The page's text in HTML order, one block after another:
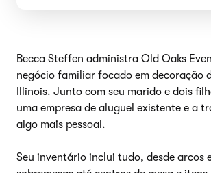
Becca Steffen administra Old Oaks
negócio familiar focado em decoração
Illinois. Junto com seu marido e dois
uma empresa de aluguel existente e a
algo mais pessoal.
Seu inventário inclui tudo, desde arcos